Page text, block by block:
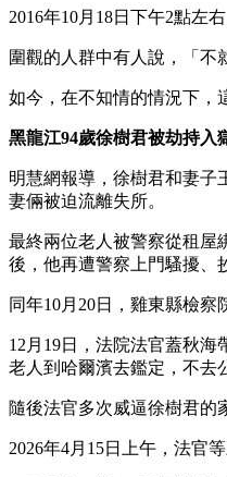
2016年10月18日下午2點左
圍觀的人群中有人說，「不
如今，在不知情的情況下，
黑龍江94歲徐樹君被劫持入
明慧網報導，徐樹君和妻子
妻倆被迫流離失所。
最終兩位老人被警察從租屋
後，他再遭警察上門騷擾、
同年10月20日，雞東縣檢
12月19日，法院法官蓋秋
老人到哈爾濱去鑑定，不去
隨後法官多次威逼徐樹君的
2026年4月15日上午，法官